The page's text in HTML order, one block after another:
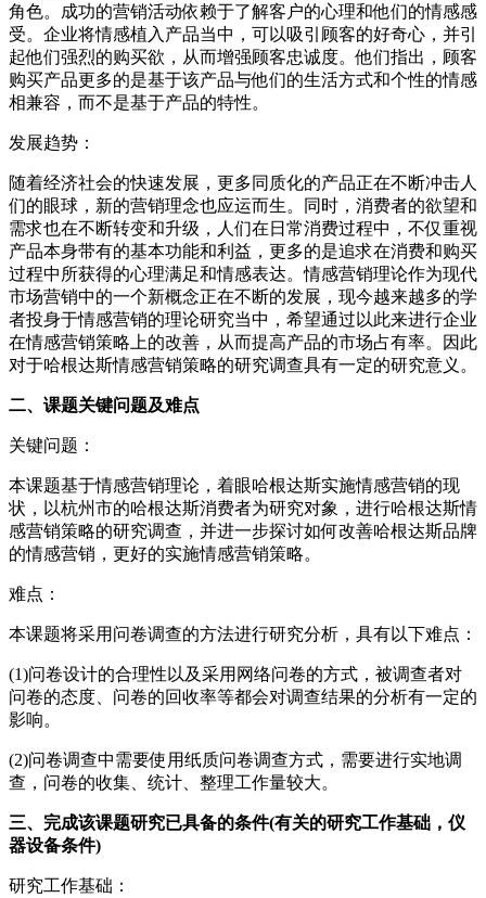
角色。成功的营销活动依赖于了解客户的心理和他们的情感感
受。企业将情感植入产品当中，可以吸引顾客的好奇心，并引
起他们强烈的购买欲，从而增强顾客忠诚度。他们指出，顾客
购买产品更多的是基于该产品与他们的生活方式和个性的情感
相兼容，而不是基于产品的特性。
发展趋势：
随着经济社会的快速发展，更多同质化的产品正在不断冲击人
们的眼球，新的营销理念也应运而生。同时，消费者的欲望和
需求也在不断转变和升级，人们在日常消费过程中，不仅重视
产品本身带有的基本功能和利益，更多的是追求在消费和购买
过程中所获得的心理满足和情感表达。情感营销理论作为现代
市场营销中的一个新概念正在不断的发展，现今越来越多的学
者投身于情感营销的理论研究当中，希望通过以此来进行企业
在情感营销策略上的改善，从而提高产品的市场占有率。因此
对于哈根达斯情感营销策略的研究调查具有一定的研究意义。
二、课题关键问题及难点
关键问题：
本课题基于情感营销理论，着眼哈根达斯实施情感营销的现
状，以杭州市的哈根达斯消费者为研究对象，进行哈根达斯情
感营销策略的研究调查，并进一步探讨如何改善哈根达斯品牌
的情感营销，更好的实施情感营销策略。
难点：
本课题将采用问卷调查的方法进行研究分析，具有以下难点：
(1)问卷设计的合理性以及采用网络问卷的方式，被调查者对
问卷的态度、问卷的回收率等都会对调查结果的分析有一定的
影响。
(2)问卷调查中需要使用纸质问卷调查方式，需要进行实地调
查，问卷的收集、统计、整理工作量较大。
三、完成该课题研究已具备的条件(有关的研究工作基础，仪
器设备条件)
研究工作基础：